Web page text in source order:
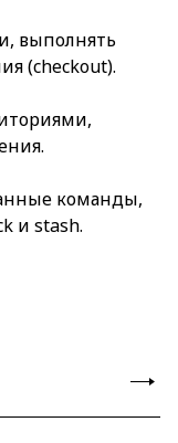
выполнять
(checkout).
команды,
и stash.